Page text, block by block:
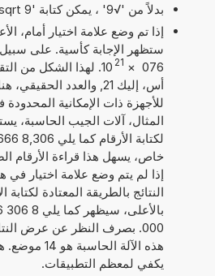
بدلاً من '√9' ، يمكن كتابة 'sqrt 9'.
إذا تم وضع علامة اختيار أمام،
076
×
10 21
. لهذا الشكل من
للأجهزة ذات الإمكانية
المثال، آلات الجيب الحاسبة،
خاص، يسهل هذا قراءة الأرقام
إذا لم يتم وضع علامة اختيار
النتائج بالطريقة المعتادة
000. بصرف النظر عن عرض
هذه الآلة
يكفي لمعظم التطبيقات.